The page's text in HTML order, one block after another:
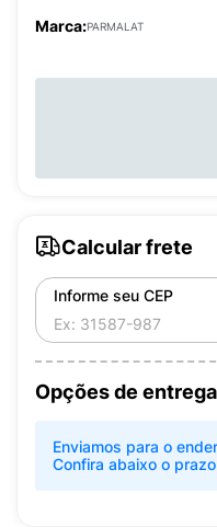
Marca:PARMALAT
Calcular frete
Informe seu CEP
Opções de entrega
Enviamos para o
Confira abaixo o